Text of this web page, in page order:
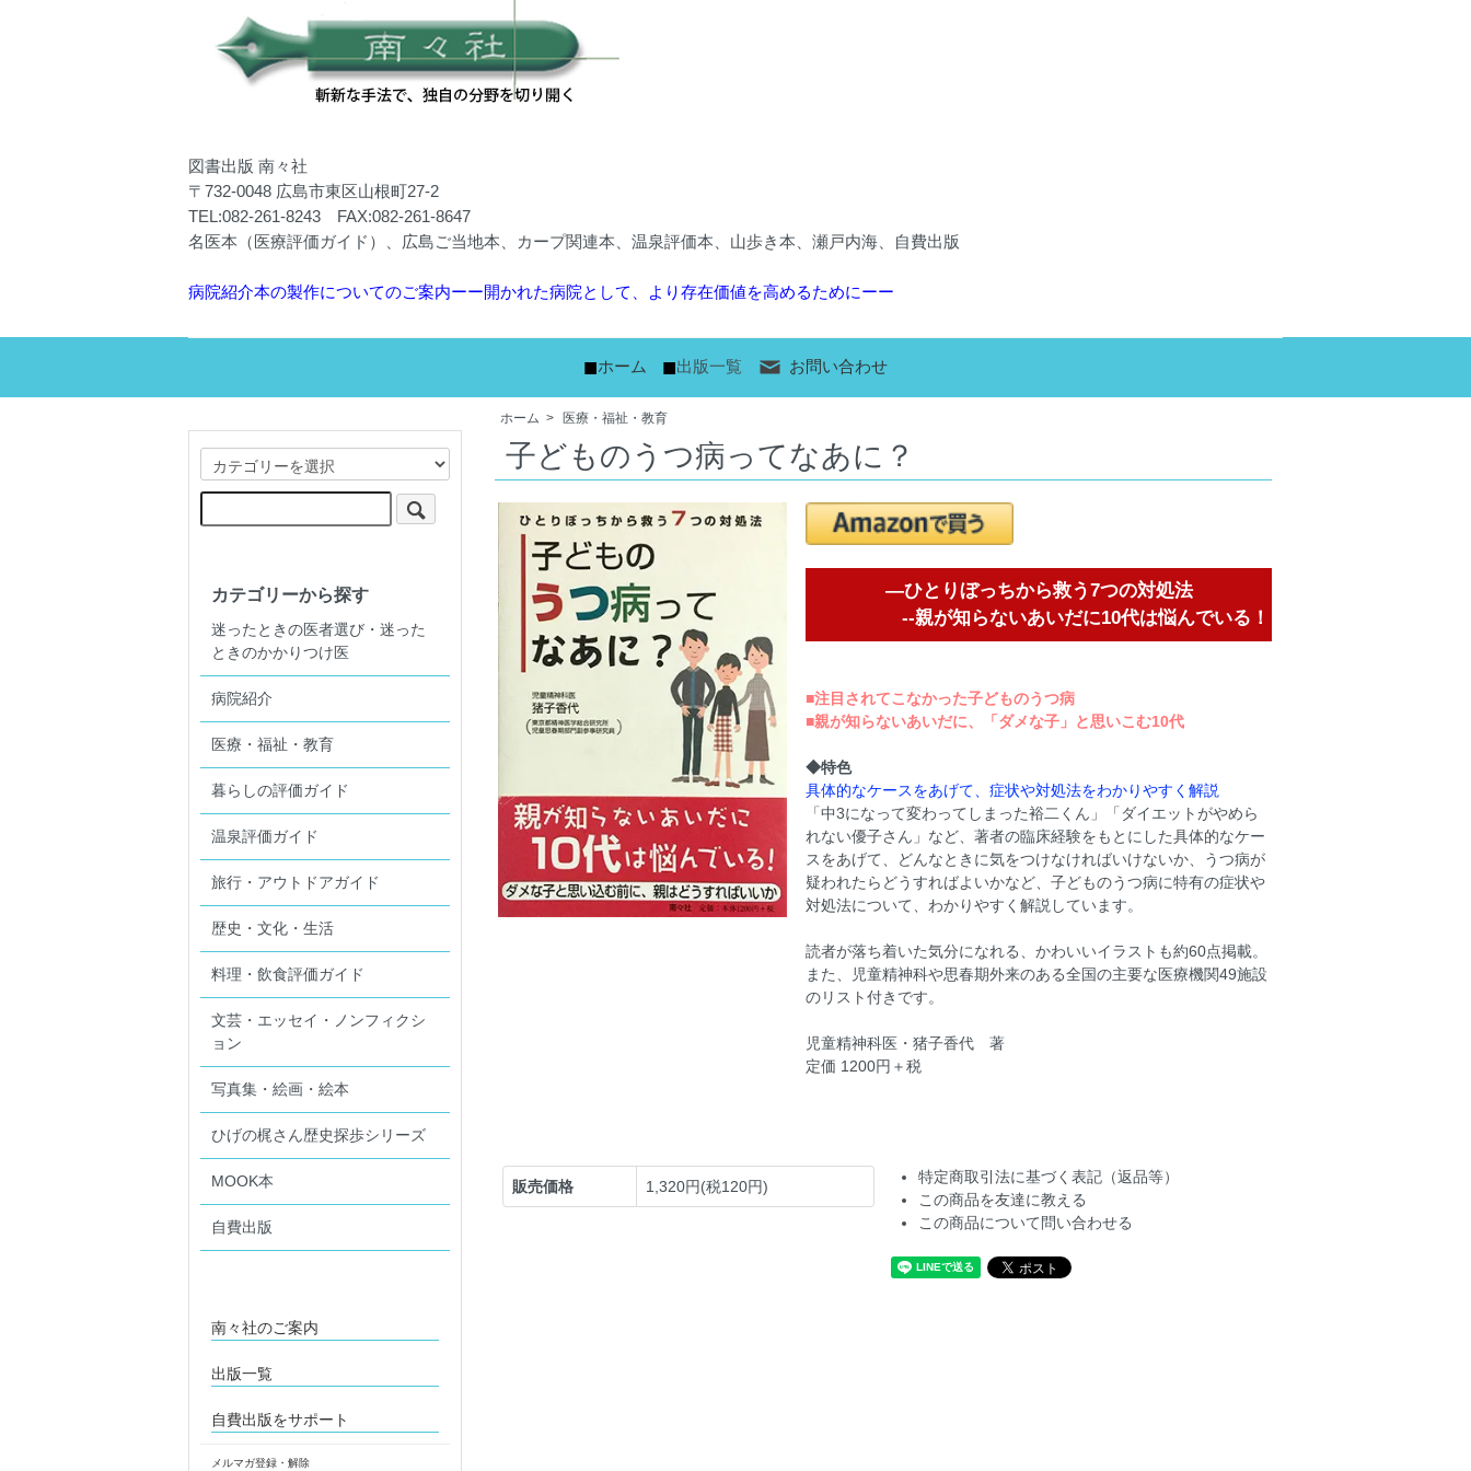
図書出版 南々社
〒732-0048 広島市東区山根町27-2
TEL:082-261-8243 FAX:082-261-8647
名医本（医療評価ガイド）、広島ご当地本、カープ関連本、温泉評価本、山歩き本、瀬戸内海、自費出版
病院紹介本の製作についてのご案内ーー開かれた病院として、より存在価値を高めるためにーー
■ホーム ■出版一覧 お問い合わせ
ホーム > 医療・福祉・教育
子どものうつ病ってなあに？
―ひとりぼっちから救う7つの対処法
--親が知らないあいだに10代は悩んでいる！
■注目されてこなかった子どものうつ病
■親が知らないあいだに、「ダメな子」と思いこむ10代
◆特色
具体的なケースをあげて、症状や対処法をわかりやすく解説
「中3になって変わってしまった裕二くん」「ダイエットがやめら
れない優子さん」など、著者の臨床経験をもとにした具体的なケー
スをあげて、どんなときに気をつけなければいけないか、うつ病が
疑われたらどうすればよいかなど、子どものうつ病に特有の症状や
対処法について、わかりやすく解説しています。
読者が落ち着いた気分になれる、かわいいイラストも約60点掲載。
また、児童精神科や思春期外来のある全国の主要な医療機関49施設
のリスト付きです。
児童精神科医・猪子香代 著
定価 1200円＋税
販売価格 1,320円(税120円)
特定商取引法に基づく表記（返品等）
この商品を友達に教える
この商品について問い合わせる
カテゴリーから探す
迷ったときの医者選び・迷った
ときのかかりつけ医
病院紹介
医療・福祉・教育
暮らしの評価ガイド
温泉評価ガイド
旅行・アウトドアガイド
歴史・文化・生活
料理・飲食評価ガイド
文芸・エッセイ・ノンフィクシ
ョン
写真集・絵画・絵本
ひげの梶さん歴史探歩シリーズ
MOOK本
自費出版
南々社のご案内
出版一覧
自費出版をサポート
メルマガ登録・解除